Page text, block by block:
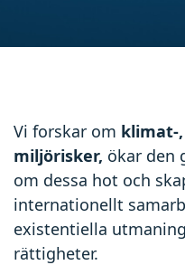
Vi forskar om klimat-
miljörisker, ökar den
om dessa hot och
internationellt
existentiella
rättigheter.